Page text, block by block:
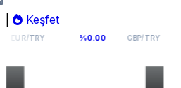
Keşfet
%0.00 GBP/TRY 64,0893 %0.00